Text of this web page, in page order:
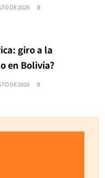
DE 2026 0
giro a la
en Bolivia?
DE 2026 0